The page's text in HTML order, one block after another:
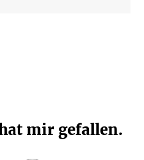
mir gefallen.